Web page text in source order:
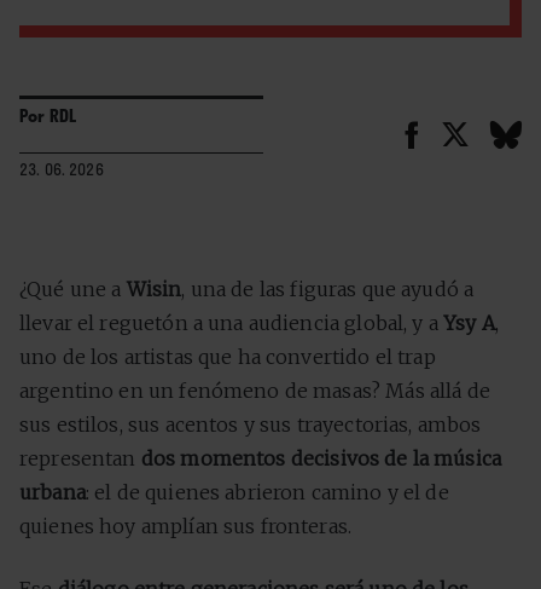
Por RDL
23. 06. 2026
¿Qué une a Wisin, una de las figuras que ayudó a
llevar el reguetón a una audiencia global, y aYsy A,
uno de los artistas que ha convertido el trap
argentino en un fenómeno de masas? Más allá de
sus estilos, sus acentos y sus trayectorias, ambos
representan dos momentos decisivos de la música
urbana: el de quienes abrieron camino y el de
quienes hoy amplían sus fronteras.